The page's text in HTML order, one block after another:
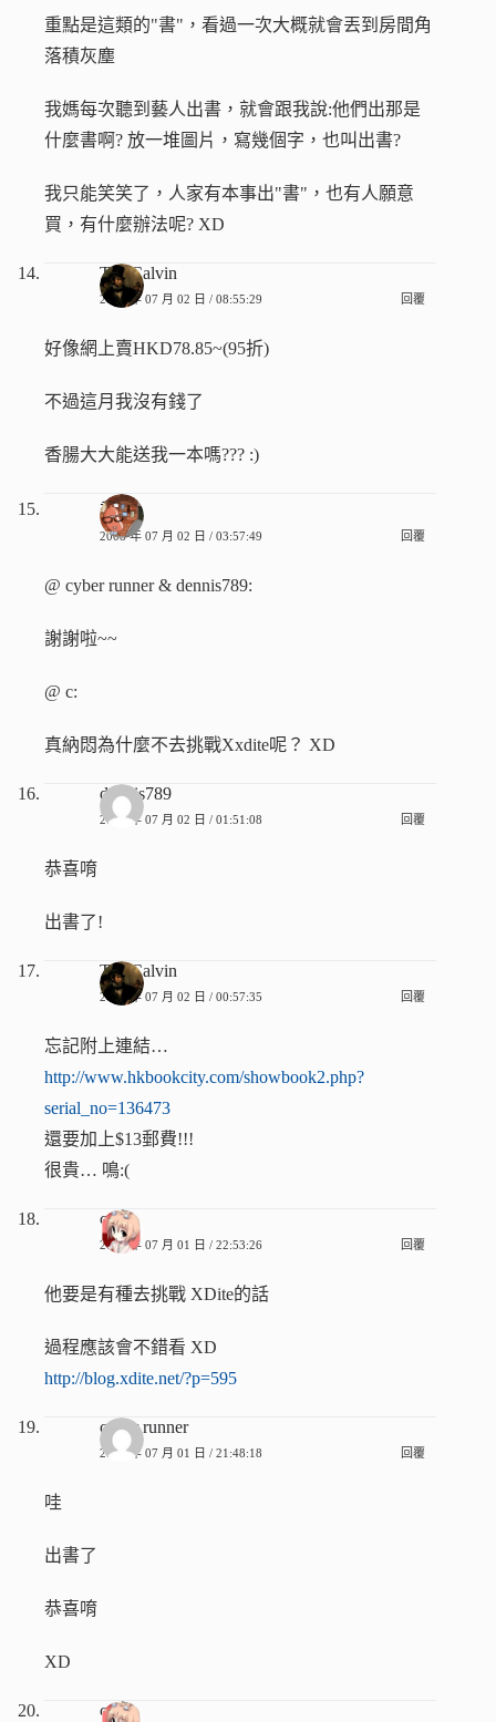
重點是這類的"書"，看過一次大概就會丟到房間角
落積灰塵
我媽每次聽到藝人出書，就會跟我說:他們出那是
什麼書啊? 放一堆圖片，寫幾個字，也叫出書?
我只能笑笑了，人家有本事出"書"，也有人願意
買，有什麼辦法呢? XD
TamCalvin
2008 年 07 月 02 日 / 08:55:29 回覆
好像網上賣HKD78.85~(95折)
不過這月我沒有錢了
香腸大大能送我一本嗎??? :)
香腸
2008 年 07 月 02 日 / 03:57:49 回覆
@ cyber runner & dennis789:
謝謝啦~~
@ c:
真納悶為什麼不去挑戰Xxdite呢？ XD
dennis789
2008 年 07 月 02 日 / 01:51:08 回覆
恭喜唷
出書了!
TamCalvin
2008 年 07 月 02 日 / 00:57:35 回覆
忘記附上連結…
http://www.hkbookcity.com/showbook2.php?
serial_no=136473
還要加上$13郵費!!!
很貴… 鳴:(
c
2008 年 07 月 01 日 / 22:53:26 回覆
他要是有種去挑戰 XDite的話
過程應該會不錯看 XD
http://blog.xdite.net/?p=595
cyber runner
2008 年 07 月 01 日 / 21:48:18 回覆
哇
出書了
恭喜唷
XD
c